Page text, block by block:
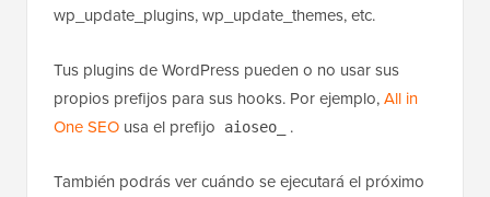
wp_update_plugins, wp_update_themes, etc.
Tus plugins de WordPress pueden o no usar sus
propios prefijos para sus hooks. Por ejemplo,All in
One SEO usa el prefijo aioseo_ .
También podrás ver cuándo se ejecutará el próximo